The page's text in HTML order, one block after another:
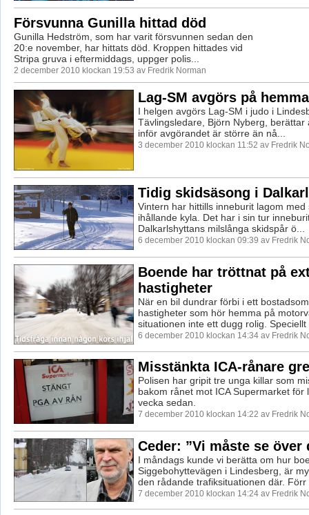
Försvunna Gunilla hittad död
Gunilla Hedström, som har varit försvunnen sedan den
20:e november, har hittats död. Kroppen hittades vid
Stripa gruva i eftermiddags, uppger polis...
2 december 2010 klockan 19:53 av Fredrik Norman
Lag-SM avgörs på
I helgen avgörs Lag-SM i judo i
Tävlingsledare, Björn Nyberg, berättar
inför avgörandet är större än nå...
3 december 2010 klockan 11:52 av Fredrik
Tidig skidsäsong i
Vintern har hittills inneburit lagom med
ihållande kyla. Det har i sin tur
Dalkarlshyttans milslånga skidspår ö...
6 december 2010 klockan 09:39 av Fredrik
Boende har tröttnat på
hastigheter
När en bil dundrar förbi i ett
hastigheter som hör hemma på
situationen inte ett dugg rolig. Speciellt
6 december 2010 klockan 14:34 av Fredrik
Misstänkta ICA-rånare
Polisen har gripit tre unga killar som
bakom rånet mot ICA Supermarket för
vecka sedan.
7 december 2010 klockan 14:22 av Fredrik
Ceder: ”Vi måste se över
I måndags kunde vi berätta om hur
Siggebohyttevägen i Lindesberg, är
den rådande trafiksituationen där. Förr
7 december 2010 klockan 14:24 av Fredrik